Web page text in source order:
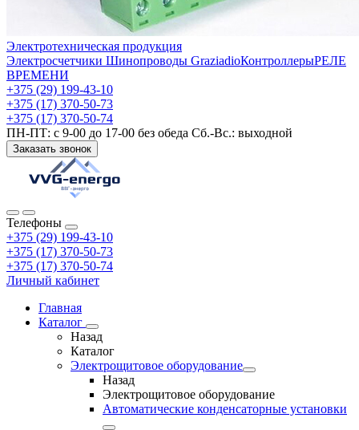
Электротехническая продукция
Электросчетчики Шинопроводы GraziadioКонтроллерыРЕЛЕ
ВРЕМЕНИ
+375 (29) 199-43-10
+375 (17) 370-50-73
+375 (17) 370-50-74
ПН-ПТ: с 9-00 до 17-00 без обеда Сб.-Вс.: выходной
Заказать звонок
Телефоны
+375 (29) 199-43-10
+375 (17) 370-50-73
+375 (17) 370-50-74
Личный кабинет
Главная
Каталог
Назад
Каталог
Электрощитовое оборудование
Назад
Электрощитовое оборудование
Автоматические конденсаторные установки